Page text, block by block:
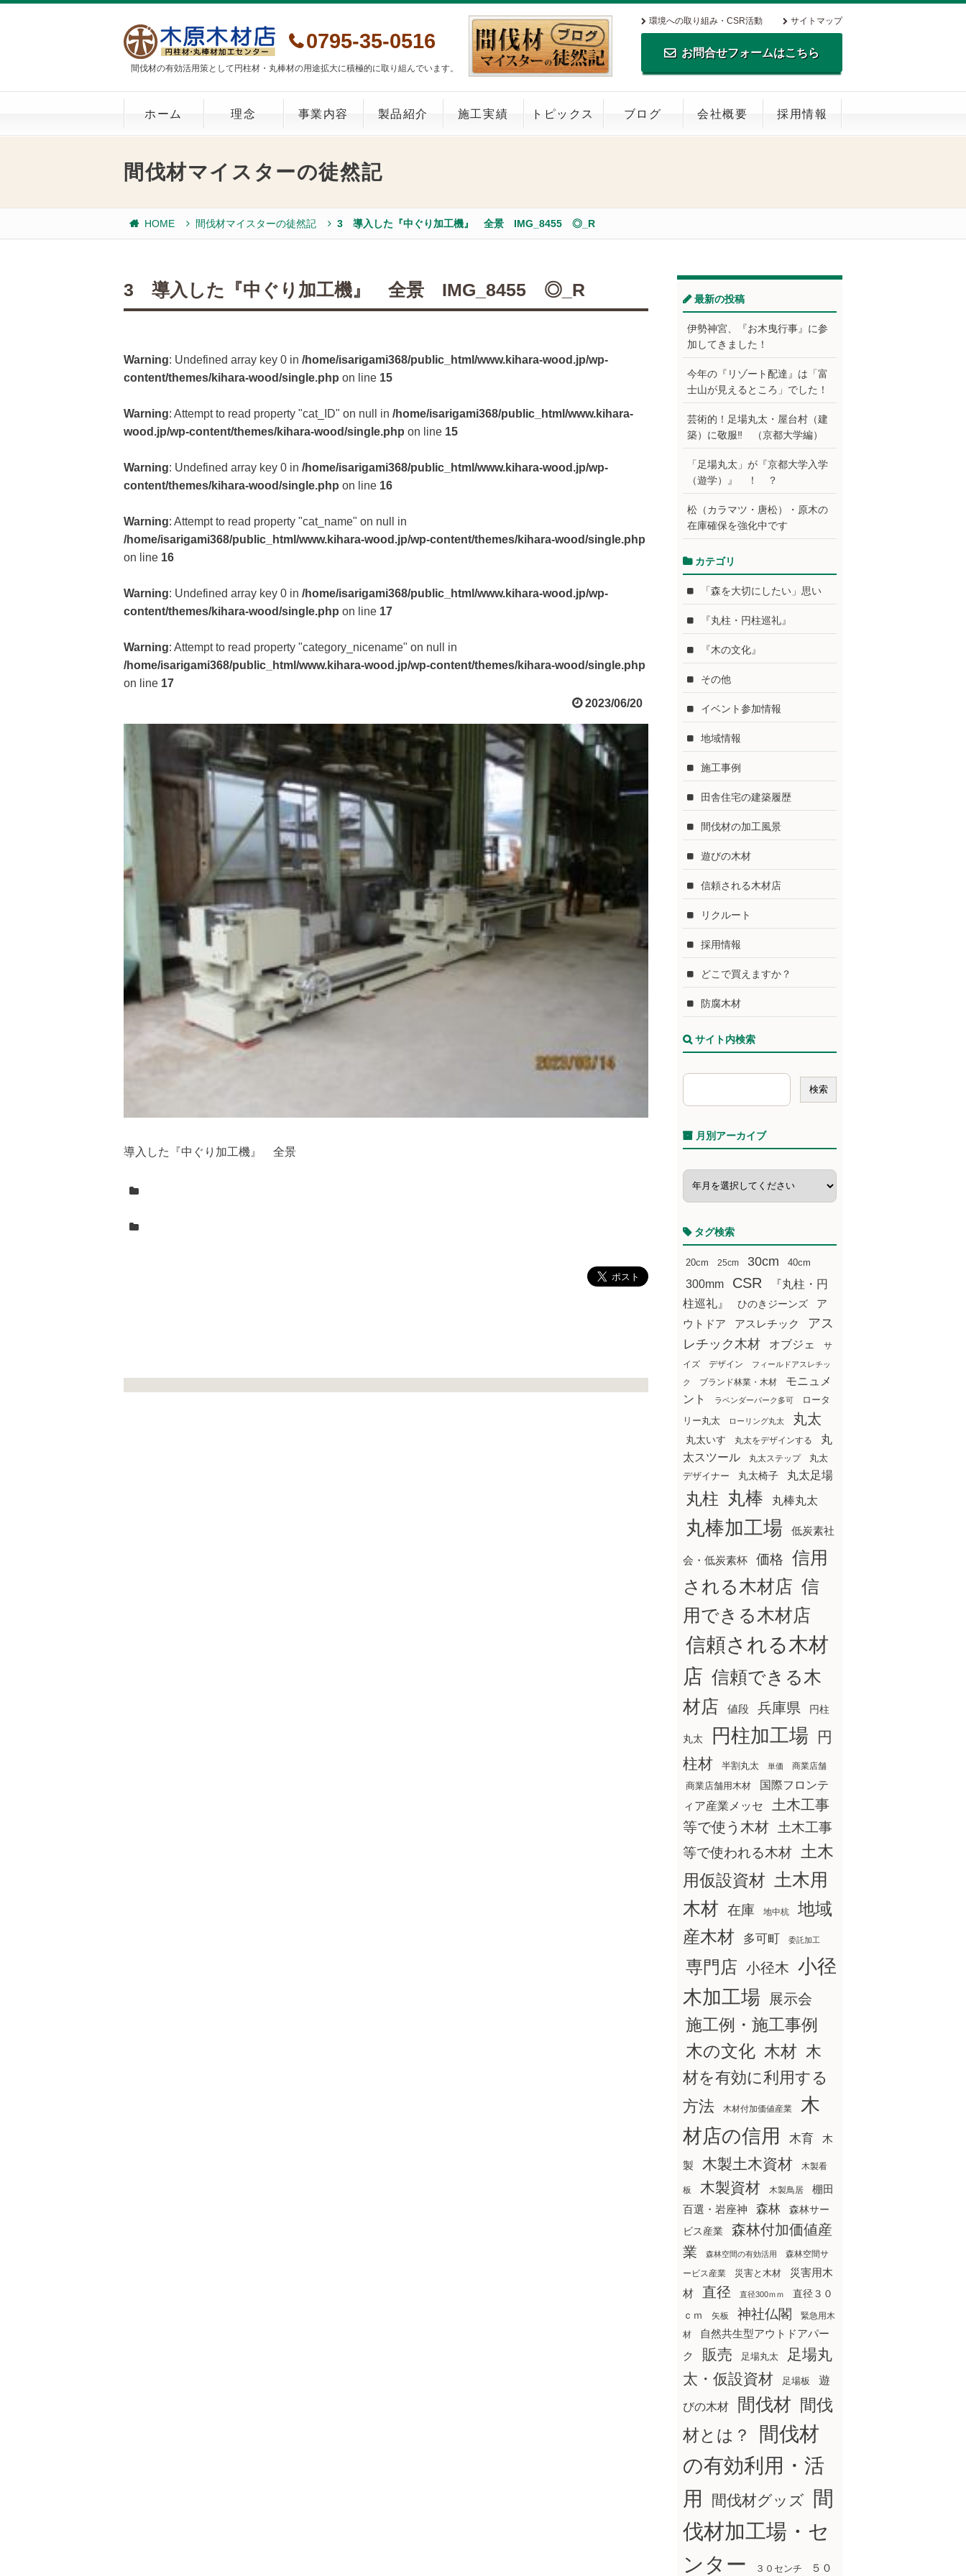
間伐材の有効活用策として円柱材・丸棒材の用途拡大に積極的に取り組んでいます。
0795-35-0516
環境への取り組み・CSR活動 サイトマップ
お問合せフォームはこちら
TEL.0795-35-0516 FAX.0795-35-
0269
ホーム 理念 事業内容 製品紹介 施工実績 トピックス ブログ 会社概要 採用情報
間伐材マイスターの徒然記
HOME 間伐材マイスターの徒然記 3 導入した『中ぐり加工機』 全景 IMG_8455 ◎_R
3 導入した『中ぐり加工機』 全景 IMG_8455 ◎_R
Warning: Undefined array key 0 in /home/isarigami368/public_html/www.kihara-wood.jp/wp-
content/themes/kihara-wood/single.php on line 15
Warning: Attempt to read property "cat_ID" on null in /home/isarigami368/public_html/www.kihara-
wood.jp/wp-content/themes/kihara-wood/single.php on line 15
Warning: Undefined array key 0 in /home/isarigami368/public_html/www.kihara-wood.jp/wp-
content/themes/kihara-wood/single.php on line 16
Warning: Attempt to read property "cat_name" on null in
/home/isarigami368/public_html/www.kihara-wood.jp/wp-content/themes/kihara-wood/single.php
on line 16
Warning: Undefined array key 0 in /home/isarigami368/public_html/www.kihara-wood.jp/wp-
content/themes/kihara-wood/single.php on line 17
Warning: Attempt to read property "category_nicename" on null in
/home/isarigami368/public_html/www.kihara-wood.jp/wp-content/themes/kihara-wood/single.php
on line 17
2023/06/20
導入した『中ぐり加工機』 全景
最新の投稿
伊勢神宮、『お木曳行事』に参
加してきました！
今年の『リゾート配達』は「富
士山が見えるところ」でした！
芸術的！足場丸太・屋台村（建
築）に敬服‼ （京都大学編）
「足場丸太」が『京都大学入学
（遊学）』 ！ ？
松（カラマツ・唐松）・原木の
在庫確保を強化中です
カテゴリ
「森を大切にしたい」思い
『丸柱・円柱巡礼』
『木の文化』
その他
イベント参加情報
地域情報
施工事例
田舎住宅の建築履歴
間伐材の加工風景
遊びの木材
信頼される木材店
リクルート
採用情報
どこで買えますか？
防腐木材
サイト内検索
月別アーカイブ
タグ検索
20cm 25cm 30cm 40cm
300mm CSR
『丸柱・円
柱巡礼』
ひのきジーンズ
ア
ウトドア
アスレチック
アス
レチック木材
オブジェ
サ
イズ
デザイン フィールドアスレチッ
ク ブランド林業・木材
モニュメ
ント
ラベンダーパーク多可
ロータ
リー丸太
ローリング丸太 丸太
丸太いす 丸太をデザインする
丸
太スツール
丸太ステップ
丸太
デザイナー
丸太椅子 丸太足場
丸柱 丸棒 丸棒丸太
丸棒加工場 低炭素社
会・低炭素杯 価格
信用
される木材店 信
用できる木材店
信頼される木材
店 信頼できる木
材店
値段 兵庫県 円柱
丸太 円柱加工場
円
柱材
半割丸太 単価 商業店舗
商業店舗用木材
国際フロンテ
ィア産業メッセ
土木工事
等で使う木材
土木工事
等で使われる木材
土木
用仮設資材 土木用
木材 在庫 地中杭
地域
産木材
多可町 委託加工
専門店 小径木 小径
木加工場
展示会
施工例・施工事例
木の文化 木材 木
材を有効に利用する
方法
木材付加価値産業
木
材店の信用
木育 木
製 木製土木資材 木製看
板 木製資材 木製鳥居
棚田
百選・岩座神
森林
森林サー
ビス産業
森林付加価値産
業
森林空間の有効活用
森林空間サ
ービス産業
災害と木材
災害用木
材
直径 直径300ｍｍ
直径３０
ｃｍ
矢板 神社仏閣
緊急用木
材
自然共生型アウトドアパー
ク
販売 足場丸太
足場丸
太・仮設資材
足場板 遊
びの木材 間伐材 間伐
材とは？
間伐材
の有効利用・活
用
間伐材グッズ
間
伐材加工場・セ
ンター
３０センチ ５０